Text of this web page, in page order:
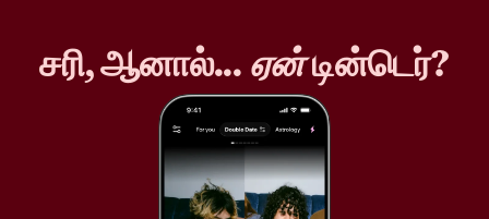
சரி, ஆனால்... ஏன்டின்டெர்?